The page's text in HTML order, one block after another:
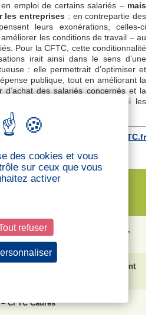
emploi de certains salariés – mais
les entreprises : en contrepartie des
leurs exonérations, celles-ci
les conditions de travail – au
Pour la CFTC, cette conditionnalité
irait ainsi dans le sens d’une
: elle permettrait d’optimiser et
publique, tout en améliorant la
d’achat des salariés concernés et la
des entreprises qui les
CFTC.fr
le nouveau congé de naissance,
juillet 2026
aux risques de plan social, comment
CFTC Cadres
des cookies et vous
sur ceux que vous
activer
refuser